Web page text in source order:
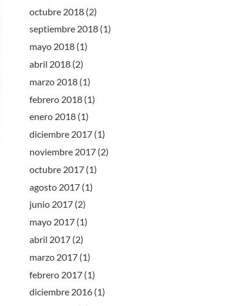
octubre 2018 (2)
septiembre 2018 (1)
mayo 2018 (1)
abril 2018 (2)
marzo 2018 (1)
febrero 2018 (1)
enero 2018 (1)
diciembre 2017 (1)
noviembre 2017 (2)
octubre 2017 (1)
agosto 2017 (1)
junio 2017 (2)
mayo 2017 (1)
abril 2017 (2)
marzo 2017 (1)
febrero 2017 (1)
diciembre 2016 (1)